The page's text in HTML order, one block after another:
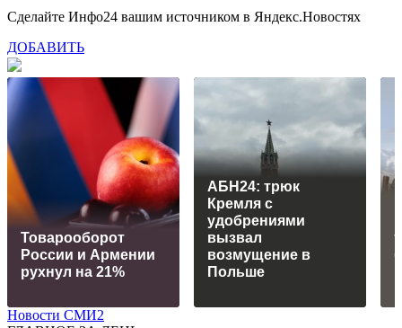
Сделайте Инфо24 вашим источником в Яндекс.Новостях
ДОБАВИТЬ
Товарооборот
России и Армении
рухнул на 21%
АБН24: трюк
Кремля с
удобрениями
вызвал
возмущение в
Польше
Новости СМИ2